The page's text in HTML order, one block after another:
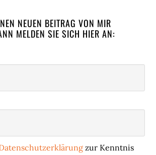
NEUEN BEITRAG VON MIR
MELDEN SIE SICH HIER AN:
zur Kenntnis